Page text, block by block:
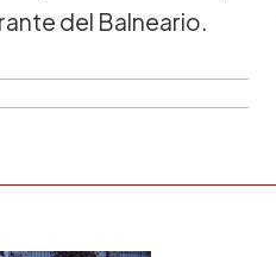
del Balneario.